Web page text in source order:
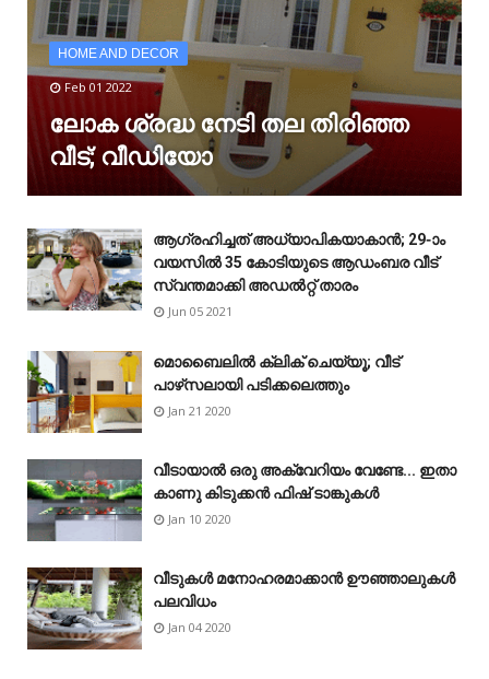
HOME AND DECOR
Feb 01 2022
ലോക ശ്രദ്ധ നേടി തല തിരിഞ്ഞ
വീട്; വീഡിയോ
ആഗ്രഹിച്ചത് അധ്യാപികയാകാൻ; 29-ാം
വയസിൽ 35 കോടിയുടെ ആഡംബര വീട്
സ്വന്തമാക്കി അഡൽറ്റ് താരം
Jun 05 2021
മൊബൈലിൽ ക്ലിക് ചെയ്യൂ; വീട്
പാഴ്‌സലായി പടിക്കലെത്തും
Jan 21 2020
വീടായാൽ ഒരു അക്വേറിയം വേണ്ടേ... ഇതാ
കാണു കിടുക്കൻ ഫിഷ് ടാങ്കുകൾ
Jan 10 2020
വീടുകൾ മനോഹരമാക്കാൻ ഊഞ്ഞാലുകൾ
പലവിധം
Jan 04 2020